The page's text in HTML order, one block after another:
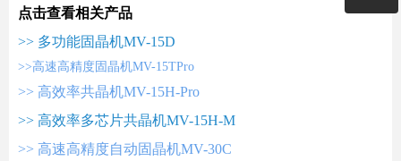
点击查看相关产品
>> 多功能固晶机MV-15D
>>高速高精度固晶机MV-15TPro
>> 高效率共晶机MV-15H-Pro
>> 高效率多芯片共晶机MV-15H-M
>> 高速高精度自动固晶机MV-30C